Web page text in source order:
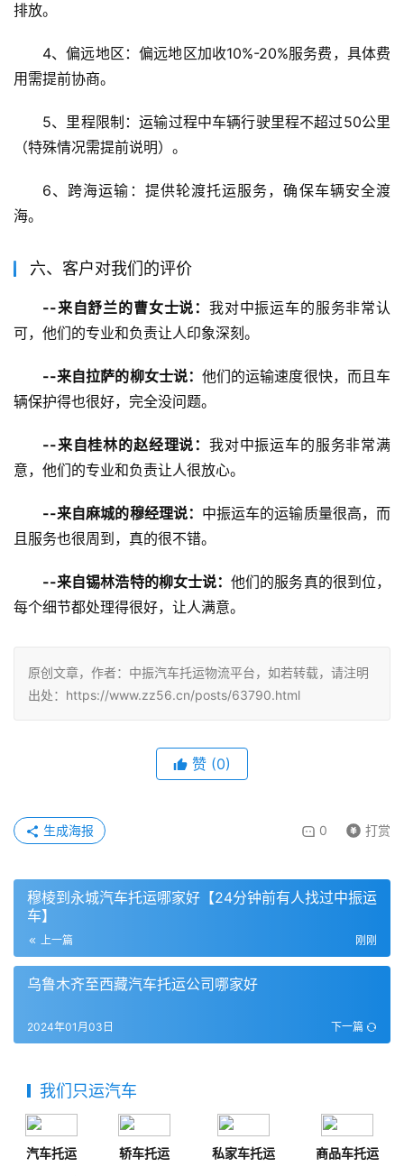
排放。
4、偏远地区：偏远地区加收10%-20%服务费，具体费
用需提前协商。
5、里程限制：运输过程中车辆行驶里程不超过50公里
（特殊情况需提前说明）。
6、跨海运输：提供轮渡托运服务，确保车辆安全渡
海。
六、客户对我们的评价
--来自舒兰的曹女士说： 我对中振运车的服务非常认
可，他们的专业和负责让人印象深刻。
--来自拉萨的柳女士说： 他们的运输速度很快，而且车
辆保护得也很好，完全没问题。
--来自桂林的赵经理说： 我对中振运车的服务非常满
意，他们的专业和负责让人很放心。
--来自麻城的穆经理说： 中振运车的运输质量很高，而
且服务也很周到，真的很不错。
--来自锡林浩特的柳女士说：他们的服务真的很到位，
每个细节都处理得很好，让人满意。
原创文章，作者：中振汽车托运物流平台，如若转载，请注明
出处：https://www.zz56.cn/posts/63790.html
赞 (0)
0 打赏
生成海报
穆棱到永城汽车托运哪家好【24分钟前有人找过中振运
车】
上一篇 刚刚
乌鲁木齐至西藏汽车托运公司哪家好
下一篇
2024年01月03日
我们只运汽车
汽车托运 轿车托运 私家车托运 商品车托运